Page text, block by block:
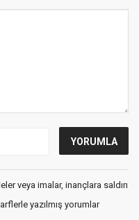
veya imalar, inançlara saldırı
yazılmış yorumlar